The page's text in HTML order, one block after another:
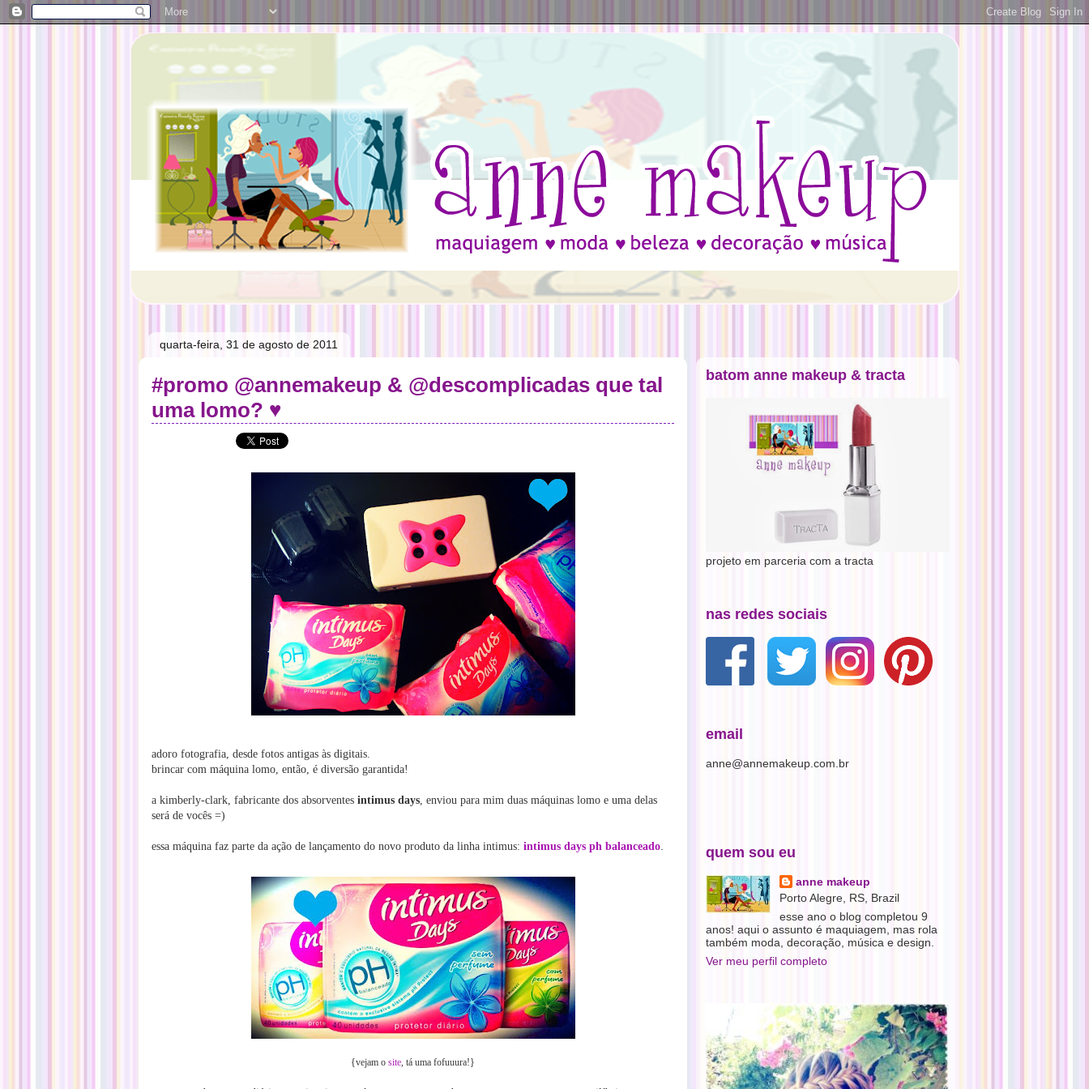
quarta-feira, 31 de agosto de 2011
#promo @annemakeup & @descomplicadas que tal
uma lomo? ♥
adoro fotografia, desde fotos antigas às digitais.
brincar com máquina lomo, então, é diversão garantida!
a kimberly-clark, fabricante dos absorventes intimus days, enviou para mim duas máquinas lomo e uma delas
será de vocês =)
essa máquina faz parte da ação de lançamento do novo produto da linha intimus: intimus days ph balanceado
{vejam o site, tá uma fofuuura!}
batom anne makeup & tracta
projeto em parceria com a tracta
nas redes sociais
email
anne@annemakeup.com.br
quem sou eu
anne makeup
Porto Alegre, RS, Brazil
esse ano o blog completou 9
anos! aqui o assunto é maquiagem, mas rola
também moda, decoração, música e design.
Ver meu perfil completo